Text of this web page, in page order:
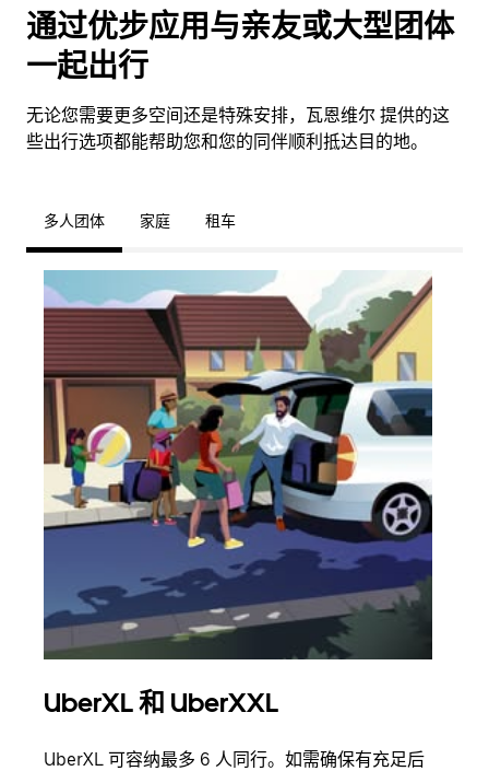
通过优步应用与亲友或大型团体
一起出行
无论您需要更多空间还是特殊安排，瓦恩维尔 提供的这
些出行选项都能帮助您和您的同伴顺利抵达目的地。
多人团体 家庭 租车
UberXL 和 UberXXL
UberXL 可容纳最多 6 人同行。如需确保有充足后